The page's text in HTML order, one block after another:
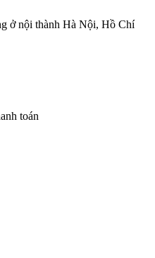
ở nội thành Hà Nội, Hồ Chí
toán